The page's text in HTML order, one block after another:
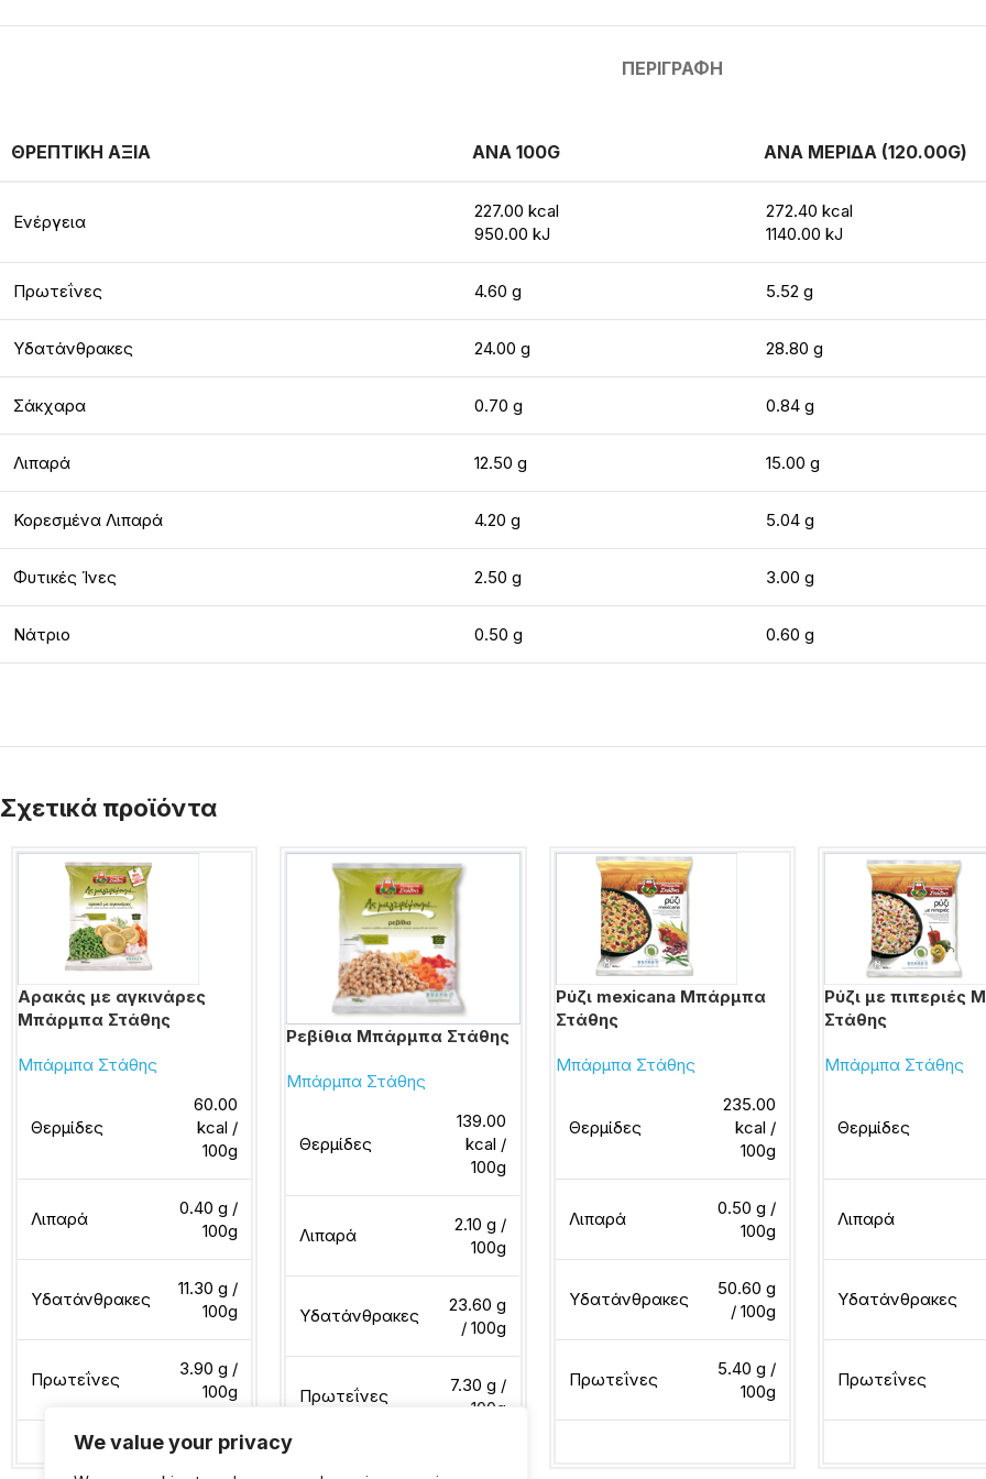
We value your privacy
ΠΕΡΙΓΡΑΦΉ
ΘΡΕΠΤΙΚΗ ΑΞΙΑ ΑΝΑ 100G ΑΝΑ ΜΕΡΙΔΑ (120.00G)
Ενέργεια
227.00 kcal
950.00 kJ
272.40 kcal
1140.00 kJ
Πρωτεΐνες 4.60 g 5.52 g
Υδατάνθρακες 24.00 g 28.80 g
Σάκχαρα 0.70 g 0.84 g
Λιπαρά 12.50 g 15.00 g
Κορεσμένα Λιπαρά 4.20 g 5.04 g
Φυτικές Ίνες 2.50 g 3.00 g
Νάτριο 0.50 g 0.60 g
Σχετικά προϊόντα
Αρακάς με αγκινάρες
Μπάρμπα Στάθης
Μπάρμπα Στάθης
Θερμίδες
60.00
kcal /
100g
Λιπαρά
0.40 g /
100g
Υδατάνθρακες
11.30 g /
100g
Πρωτεΐνες
3.90 g /
100g
Ρεβίθια Μπάρμπα Στάθης
Μπάρμπα Στάθης
Θερμίδες
139.00
kcal /
100g
Λιπαρά
2.10 g /
100g
Υδατάνθρακες
23.60 g
/ 100g
Πρωτεΐνες
7.30 g /
100g
Ρύζι mexicana Μπάρμπα
Στάθης
Μπάρμπα Στάθης
Θερμίδες
235.00
kcal /
100g
Λιπαρά
0.50 g /
100g
Υδατάνθρακες
50.60 g
/ 100g
Πρωτεΐνες
5.40 g /
100g
Ρύζι με πιπεριές
Στάθης
Μπάρμπα Στάθης
Θερμίδες
Λιπαρά
Υδατάνθρακες
Πρωτεΐνες